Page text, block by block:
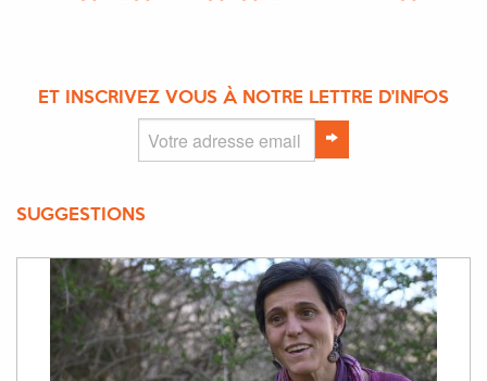
ET INSCRIVEZ VOUS À NOTRE LETTRE D'INFOS
SUGGESTIONS